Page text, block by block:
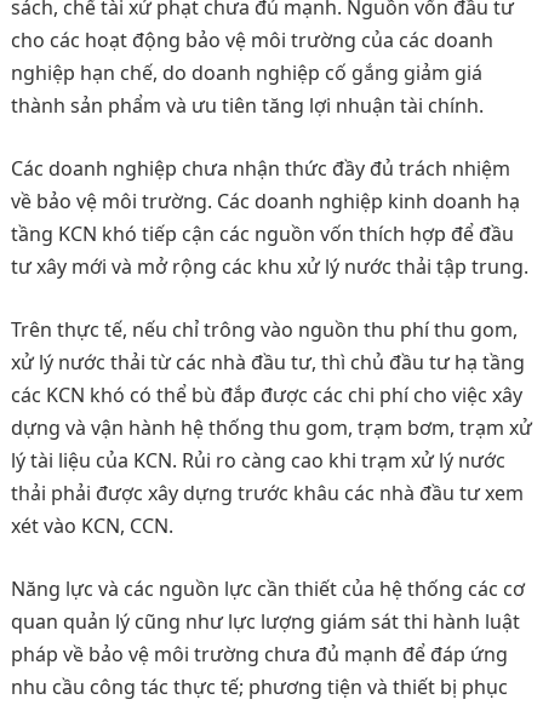
sách, chế tài xử phạt chưa đủ mạnh. Nguồn vốn đầu tư
cho các hoạt động bảo vệ môi trường của các doanh
nghiệp hạn chế, do doanh nghiệp cố gắng giảm giá
thành sản phẩm và ưu tiên tăng lợi nhuận tài chính.
Các doanh nghiệp chưa nhận thức đầy đủ trách nhiệm
về bảo vệ môi trường. Các doanh nghiệp kinh doanh hạ
tầng KCN khó tiếp cận các nguồn vốn thích hợp để đầu
tư xây mới và mở rộng các khu xử lý nước thải tập trung.
Trên thực tế, nếu chỉ trông vào nguồn thu phí thu gom,
xử lý nước thải từ các nhà đầu tư, thì chủ đầu tư hạ tầng
các KCN khó có thể bù đắp được các chi phí cho việc xây
dựng và vận hành hệ thống thu gom, trạm bơm, trạm xử
lý tài liệu của KCN. Rủi ro càng cao khi trạm xử lý nước
thải phải được xây dựng trước khâu các nhà đầu tư xem
xét vào KCN, CCN.
Năng lực và các nguồn lực cần thiết của hệ thống các cơ
quan quản lý cũng như lực lượng giám sát thi hành luật
pháp về bảo vệ môi trường chưa đủ mạnh để đáp ứng
nhu cầu công tác thực tế; phương tiện và thiết bị phục